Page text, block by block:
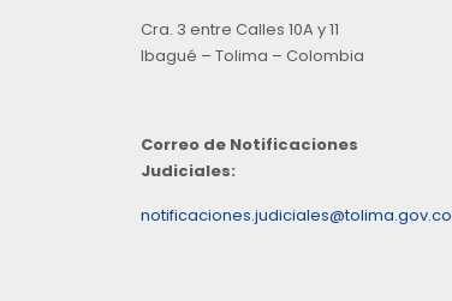
Cra. 3 entre Calles 10A y 11
Ibagué – Tolima – Colombia
Correo de Notificaciones
Judiciales:
notificaciones.judiciales@tolima.gov.co